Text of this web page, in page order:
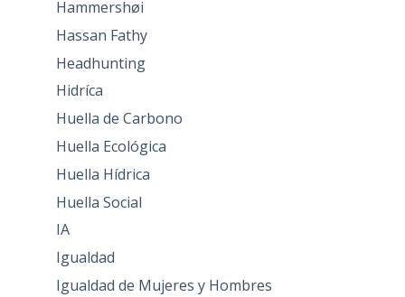
Hammershøi
Hassan Fathy
Headhunting
Hidríca
Huella de Carbono
Huella Ecológica
Huella Hídrica
Huella Social
IA
Igualdad
Igualdad de Mujeres y Hombres